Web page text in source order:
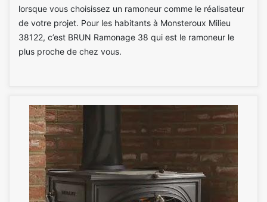
lorsque vous choisissez un ramoneur comme le réalisateur
de votre projet. Pour les habitants à Monsteroux Milieu
38122, c’est BRUN Ramonage 38 qui est le ramoneur le
plus proche de chez vous.